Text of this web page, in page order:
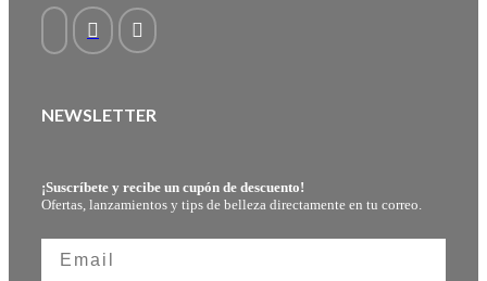
NEWSLETTER
¡Suscríbete y recibe un cupón de descuento!
Ofertas, lanzamientos y tips de belleza directamente en tu correo.